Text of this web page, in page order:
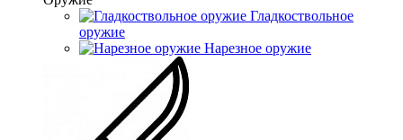
Гладкоствольное
оружие
Нарезное оружие